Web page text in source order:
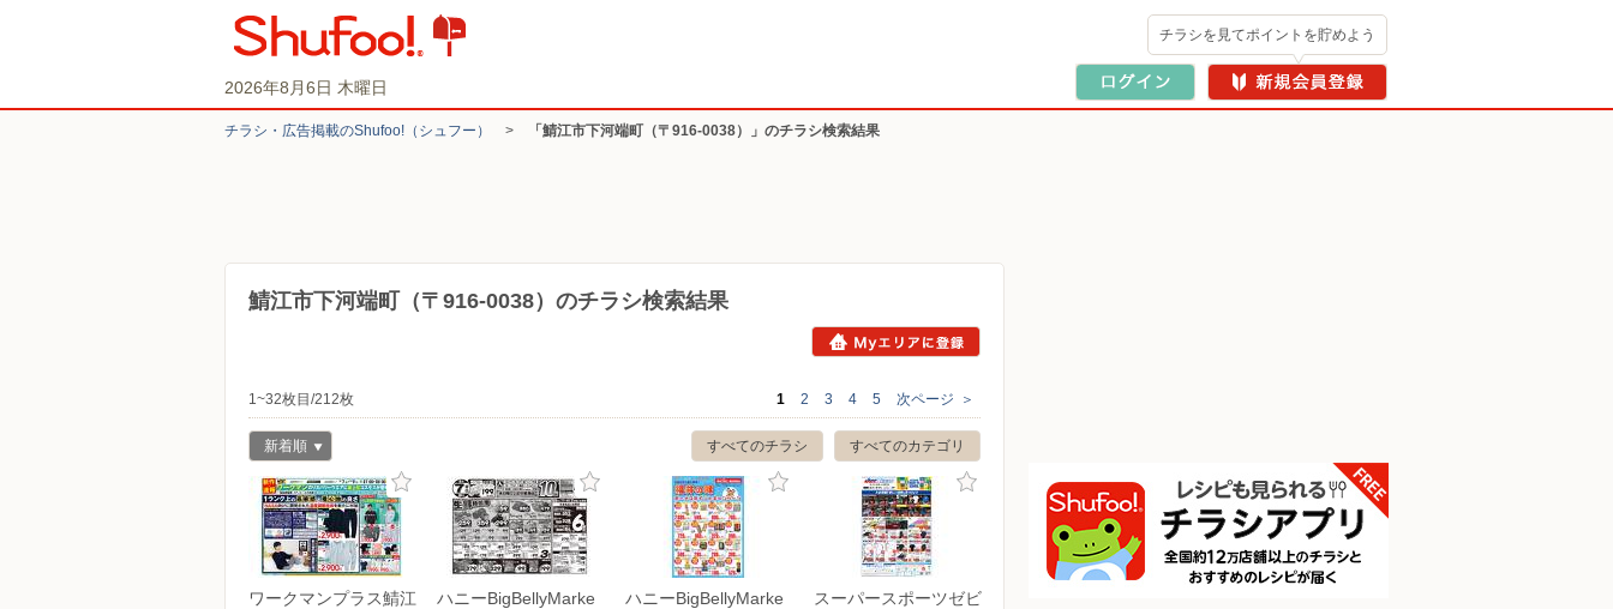
2026年8月6日 木曜日
チラシを見てポイントを貯めよう
チラシ・​広告掲載の​Shufoo!​（シュフー） > 「鯖江市下河端町（〒916-0038）」のチラシ検索結果
鯖江市下河端町（〒916-0038）のチラシ検索結果
1~32枚目/212枚 1 2 3 4 5 次ページ ＞
すべてのカテゴリ
すべてのチラシ
新着順
ワークマンプラス鯖江
ハニーBigBellyMarke
ハニーBigBellyMarke
スーパースポーツゼビ